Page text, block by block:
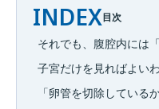
INDEX目次
それでも、腹腔内には
子宮だけを見ればよい
「卵管を切除している